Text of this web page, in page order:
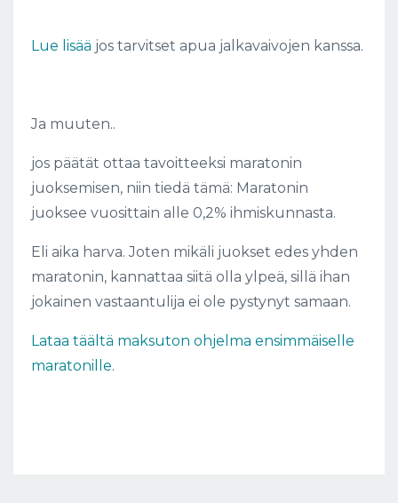
Lue lisää jos tarvitset apua jalkavaivojen kanssa.
Ja muuten..
jos päätät ottaa tavoitteeksi maratonin
juoksemisen, niin tiedä tämä: Maratonin
juoksee vuosittain alle 0,2% ihmiskunnasta.
Eli aika harva. Joten mikäli juokset edes yhden
maratonin, kannattaa siitä olla ylpeä, sillä ihan
jokainen vastaantulija ei ole pystynyt samaan.
Lataa täältä maksuton ohjelma ensimmäiselle
maratonille.